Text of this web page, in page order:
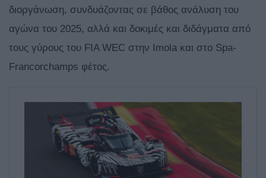
διοργάνωση, συνδυάζοντας σε βάθος ανάλυση του
αγώνα του 2025, αλλά και δοκιμές και διδάγματα από
τους γύρους του FIA WEC στην Imola και στο Spa-
Francorchamps φέτος.